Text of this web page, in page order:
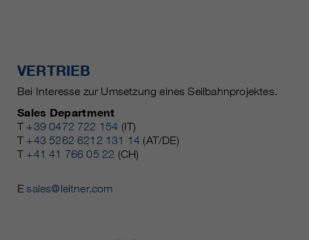
VERTRIEB
Bei Interesse zur Umsetzung eines Seilbahnprojektes.
Sales Department
T +39 0472 722 154 (IT)
T +43 5262 6212 131 14 (AT/DE)
T +41 41 766 05 22 (CH)
Esales@leitner.com